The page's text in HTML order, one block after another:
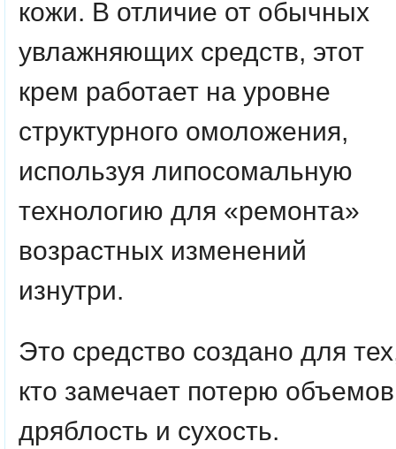
кожи. В отличие от обычных
увлажняющих средств, этот
крем работает на уровне
структурного омоложения,
используя липосомальную
технологию для «ремонта»
возрастных изменений
изнутри.
Это средство создано для
кто замечает потерю
дряблость и сухость.